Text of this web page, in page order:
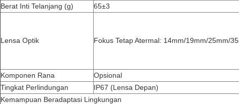
Berat Inti Telanjang (g)
65±3
Lensa Optik Fokus Tetap Atermal: 14mm/19mm/25mm/
Komponen Rana
Opsional
Tingkat Perlindungan
IP67 (Lensa Depan)
Kemampuan Beradaptasi Lingkungan